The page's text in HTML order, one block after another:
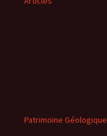
Patrimoine Géologique